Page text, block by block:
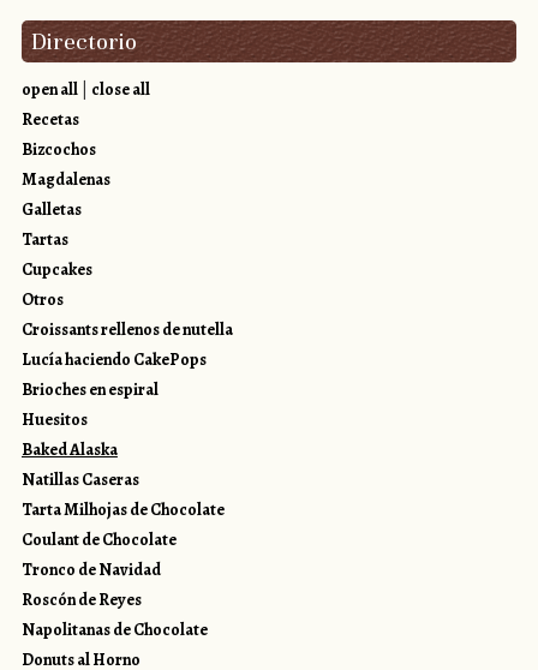
Directorio
open all| close all
Recetas
Bizcochos
Magdalenas
Galletas
Tartas
Cupcakes
Otros
Croissants rellenos de nutella
Lucía haciendo CakePops
Brioches en espiral
Huesitos
Baked Alaska
Natillas Caseras
Tarta Milhojas de Chocolate
Coulant de Chocolate
Tronco de Navidad
Roscón de Reyes
Napolitanas de Chocolate
Donuts al Horno